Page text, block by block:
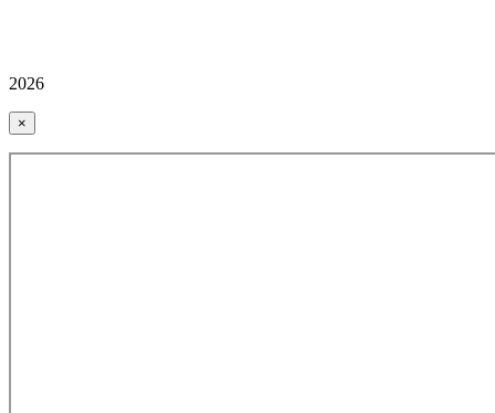
2026
×